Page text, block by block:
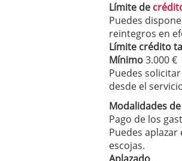
Límite de
Puedes
reintegros en
Límite crédito
Mínimo3.000 €
Puedes
desde el
Modalidades
Pago de los
Puedes
escojas.